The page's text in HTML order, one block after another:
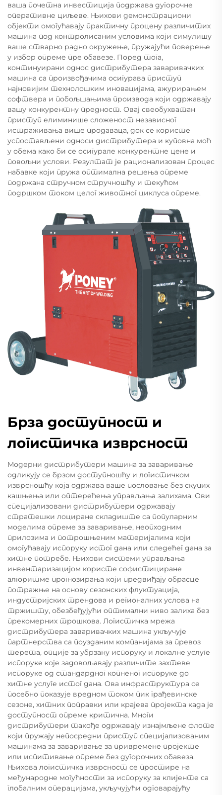
ваша почетна инвестиција подржава дугорочне
оперативне циљеве. Њихови демонстрациони
објекти омогућавају практичну процену различитих
машина под контролисаним условима који симулишу
ваше стварно радно окружење, пружајући поверење
у избор опреме пре обавезе. Поред тога,
континуирани однос дистрибутера заваривачких
машина са произвођачима осигурава приступ
најновијим технолошким иновацијама, ажурирањем
софтвера и побољшањима производа који одржавају
вашу конкурентну предност. Овај свеобухватан
приступ елиминише сложеност независног
истраживања више продаваца, док се користе
успостављени односи дистрибутера и куповна моћ
у обема како би се осигурале конкурентне цене и
повољни услови. Резултат је рационализован процес
набавке који пружа оптимална решења опреме
подржана стручном стручношћу и текућом
подршком током целог животног циклуса опреме.
Брза доступност и
логистичка изврсност
Модерни дистрибутери машина за заваривање
одликују се брзом доступношћу и логистичком
изврсношћу која одржава ваше пословање без скупих
кашњења или оптерећења управљања залихама. Ови
специјализовани дистрибутери одржавају
стратешки лоциране складиште са популарним
моделима опреме за заваривање, неопходним
прилозима и потрошњеним материјалима који
омогућавају испоруку истог дана или следећег дана за
хитне потребе. Њихови системи управљања
инвентаризацијом користе софистициране
алгоритме прогнозирања који предвиђају обрасце
потражње на основу сезонских флуктуација,
индустријских трендова и регионалних услова на
тржишту, обезбеђујући оптимални ниво залиха без
прекомерних трошкова. Логистичка мрежа
дистрибутера заваривачких машина укључује
партнерства са поузданим компанијама за превоз
терета, опције за убрзану испоруку и локалне услуге
испоруке које задовољавају различите захтеве
испоруке од стандардног копненог испоруке до
хитне услуге истог дана. Ова инфраструктура се
посебно показује вредном током пик грађевинске
сезоне, хитних поправки или крајева пројекта када је
доступност опреме критична. Многи
дистрибутери такође одржавају изнајмљене флоте
који пружају непосредни приступ специјализованим
машинама за заваривање за привремене пројекте
или испитивање опреме без дугорочних обавеза.
Њихова логистичка изврсност се простире на
међународне могућности за испоруку за клијенте са
глобалним операцијама, укључујући одговарајућу